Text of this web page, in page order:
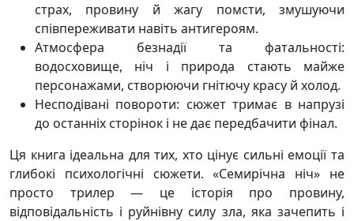
страх, провину й жагу помсти, змушуючи
співпереживати навіть антигероям.
Атмосфера безнадії та фатальності:
водосховище, ніч і природа стають майже
персонажами, створюючи гнітючу красу й холод.
Несподівані повороти: сюжет тримає в напрузі
до останніх сторінок і не дає передбачити фінал.
Ця книга ідеальна для тих, хто цінує сильні емоції та
глибокі психологічні сюжети. «Семирічна ніч» не
просто трилер — це історія про провину,
відповідальність і руйнівну силу зла, яка зачепить і